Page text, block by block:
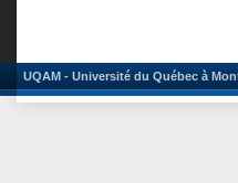
UQAM - Université du Québec à